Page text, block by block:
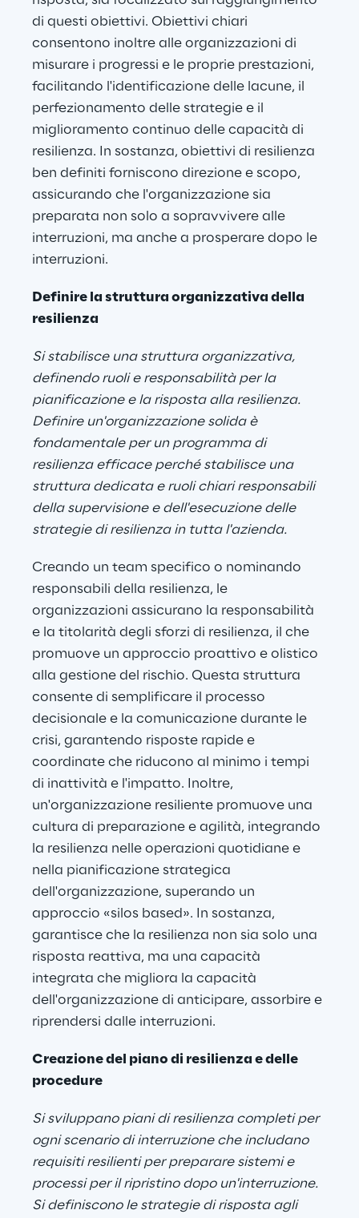
di questi obiettivi. Obiettivi chiari
consentono inoltre alle organizzazioni di
misurare i progressi e le proprie prestazioni,
facilitando l'identificazione delle lacune, il
perfezionamento delle strategie e il
miglioramento continuo delle capacità di
resilienza. In sostanza, obiettivi di resilienza
ben definiti forniscono direzione e scopo,
assicurando che l'organizzazione sia
preparata non solo a sopravvivere alle
interruzioni, ma anche a prosperare dopo le
interruzioni.
Definire la struttura organizzativa della
resilienza
Si stabilisce una struttura organizzativa,
definendo ruoli e responsabilità per la
pianificazione e la risposta alla resilienza.
Definire un'organizzazione solida è
fondamentale per un programma di
resilienza efficace perché stabilisce una
struttura dedicata e ruoli chiari responsabili
della supervisione e dell'esecuzione delle
strategie di resilienza in tutta l'azienda.
Creando un team specifico o nominando
responsabili della resilienza, le
organizzazioni assicurano la responsabilità
e la titolarità degli sforzi di resilienza, il che
promuove un approccio proattivo e olistico
alla gestione del rischio. Questa struttura
consente di semplificare il processo
decisionale e la comunicazione durante le
crisi, garantendo risposte rapide e
coordinate che riducono al minimo i tempi
di inattività e l'impatto. Inoltre,
un'organizzazione resiliente promuove una
cultura di preparazione e agilità, integrando
la resilienza nelle operazioni quotidiane e
nella pianificazione strategica
dell'organizzazione, superando un
approccio «silos based». In sostanza,
garantisce che la resilienza non sia solo una
risposta reattiva, ma una capacità
integrata che migliora la capacità
dell'organizzazione di anticipare, assorbire e
riprendersi dalle interruzioni.
Creazione del piano di resilienza e delle
procedure
Si sviluppano piani di resilienza completi per
ogni scenario di interruzione che includano
requisiti resilienti per preparare sistemi e
processi per il ripristino dopo un'interruzione.
Si definiscono le strategie di risposta agli